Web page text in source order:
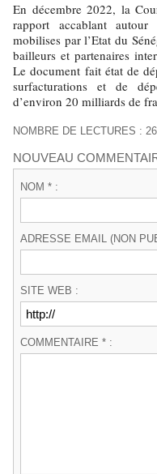
En décembre 2022, la
rapport accablant
mobilises par l’Etat du
bailleurs et partenaires
Le document fait état de
surfacturations et de
d’environ 20 milliards de
NOMBRE DE LECTURES :
NOUVEAU
NOM * :
ADRESSE EMAIL (NON
SITE WEB :
COMMENTAIRE * :